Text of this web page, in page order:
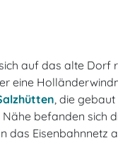
auf das alte Dorf
eine
, die
befanden sich
das Eisenbahnnetz